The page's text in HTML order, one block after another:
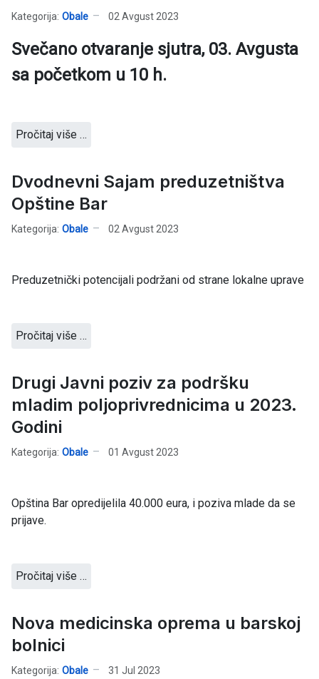
Kategorija: Obale 02 Avgust 2023
Svečano otvaranje sjutra, 03. Avgusta
sa početkom u 10 h.
Pročitaj više …
Dvodnevni Sajam preduzetništva
Opštine Bar
Kategorija: Obale 02 Avgust 2023
Preduzetnički potencijali podržani od strane lokalne uprave
Pročitaj više …
Drugi Javni poziv za podršku
mladim poljoprivrednicima u 2023.
Godini
Kategorija: Obale 01 Avgust 2023
Opština Bar opredijelila 40.000 eura, i poziva mlade da se
prijave.
Pročitaj više …
Nova medicinska oprema u barskoj
bolnici
Kategorija: Obale 31 Jul 2023